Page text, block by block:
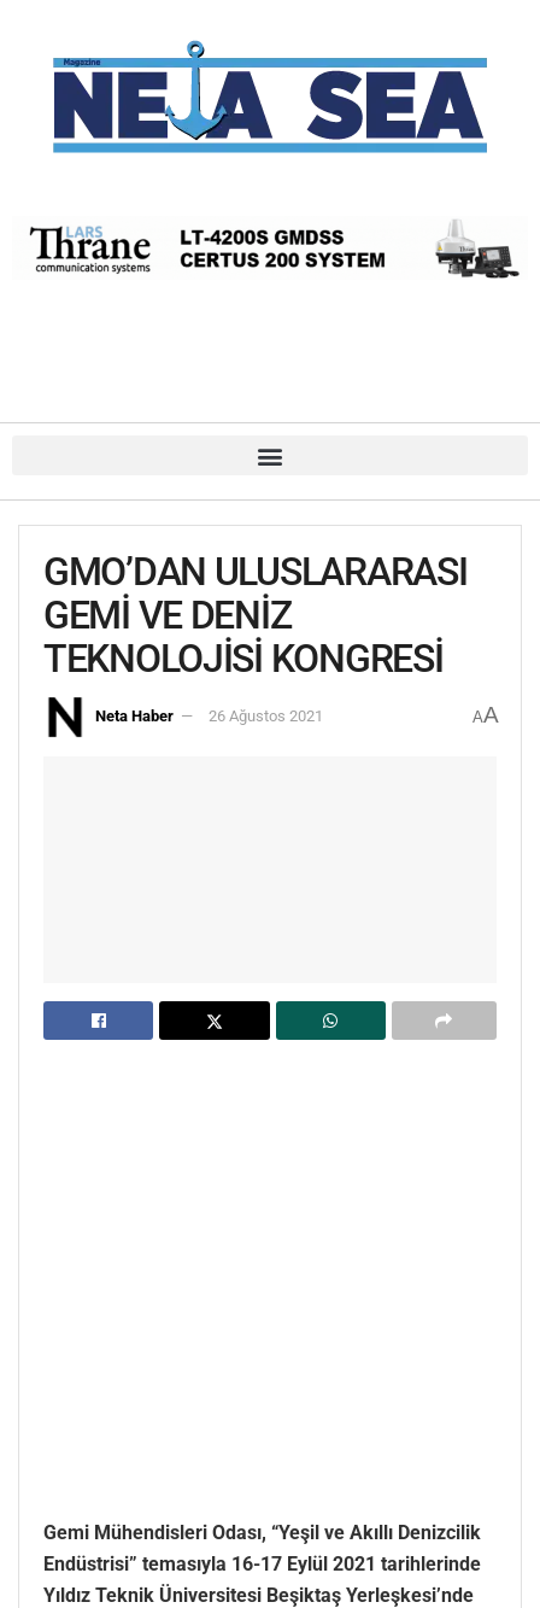
GMO’DAN ULUSLARARASI
GEMİ VE DENİZ
TEKNOLOJİSİ KONGRESİ
Neta Haber 26 Ağustos 2021 AA
Gemi Mühendisleri Odası, “Yeşil ve Akıllı Denizcilik
Endüstrisi” temasıyla 16-17 Eylül 2021 tarihlerinde
Yıldız Teknik Üniversitesi Beşiktaş Yerleşkesi’nde